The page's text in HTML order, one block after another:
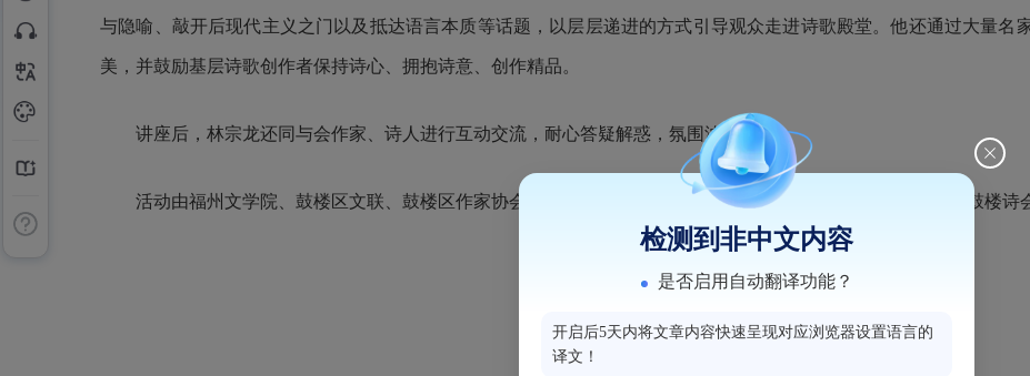
与隐喻、敲开后现代主义之门以及抵达语言本质等话题，以层层递进的方式引导观众走进诗歌殿堂。他还通过大量名
美，并鼓励基层诗歌创作者保持诗心、拥抱诗意、创作精品。
讲座后，林宗龙还同与会作家、诗人进行互动交流，耐心答疑解惑，氛围浓厚热烈。
活动由福州文学院、鼓楼区文联、鼓楼区作家协会共同主办，福州农商行三坊七巷支行承办，系 “文明鼓楼·鼓楼诗
检测到非中文内容
是否启用自动翻译功能？
开启后5天内将文章内容快速呈现对应浏览器设置语言的
译文！